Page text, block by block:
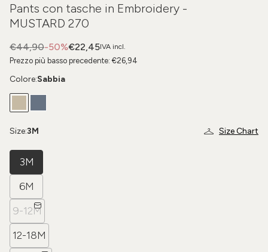
Pants con tasche in Embroidery -
MUSTARD 270
IVA incl.
-50%
€44,90 €22,45
Prezzo più basso precedente:€26,94
Colore:Sabbia
Size Chart
Size:3M
3M
6M
9-12M
12-18M